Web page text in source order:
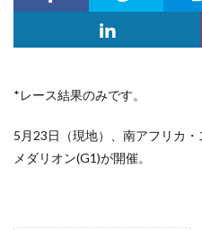
*レース結果のみです。
5月23日（現地）、南アフリカ
メダリオン(G1)が開催。